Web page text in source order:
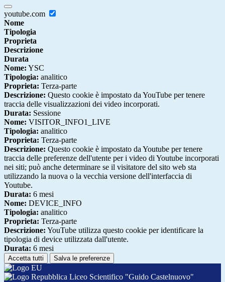
youtube.com
Nome
Tipologia
Proprieta
Descrizione
Durata
Nome: YSC
Tipologia: analitico
Proprieta: Terza-parte
Descrizione: Questo cookie è impostato da YouTube per tenere
traccia delle visualizzazioni dei video incorporati.
Durata: Sessione
Nome: VISITOR_INFO1_LIVE
Tipologia: analitico
Proprieta: Terza-parte
Descrizione: Questo cookie è impostato da Youtube per tenere
traccia delle preferenze dell'utente per i video di Youtube incorporati
nei siti; può anche determinare se il visitatore del sito web sta
utilizzando la nuova o la vecchia versione dell'interfaccia di
Youtube.
Durata: 6 mesi
Nome: DEVICE_INFO
Tipologia: analitico
Proprieta: Terza-parte
Descrizione: YouTube utilizza questo cookie per identificare la
tipologia di device utilizzata dall'utente.
Durata: 6 mesi
Accetta tutti Salva le preferenze
Liceo Scientifico "Guido Castelnuovo"